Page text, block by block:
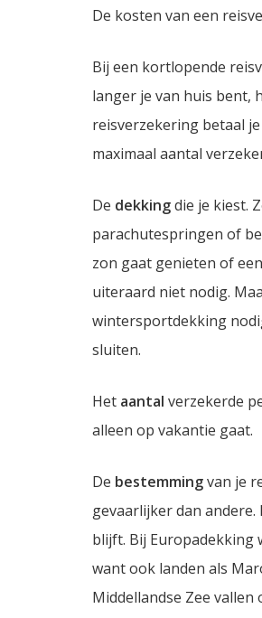
De kosten van een
Bij een kortlopende
langer je van huis bent,
reisverzekering betaal
maximaal aantal
De dekkingdie je kiest.
parachutespringen of
zon gaat genieten of
uiteraard niet nodig.
wintersportdekking
sluiten.
Het aantal verzekerde
alleen op vakantie gaat.
De bestemmingvan je
gevaarlijker dan
blijft. Bij Europadekking
want ook landen als
Middellandse Zee